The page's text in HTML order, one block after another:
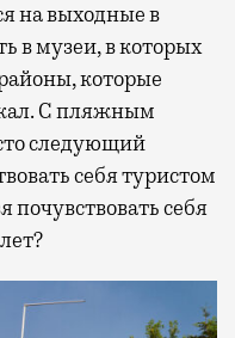
на выходные в
в музеи, в которых
которые
С пляжным
следующий
себя туристом
почувствовать себя